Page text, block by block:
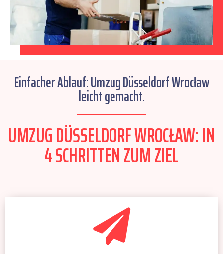
Einfacher Ablauf: Umzug Düsseldorf Wrocław
leicht gemacht.
UMZUG DÜSSELDORF WROCŁAW: IN
4 SCHRITTEN ZUM ZIEL